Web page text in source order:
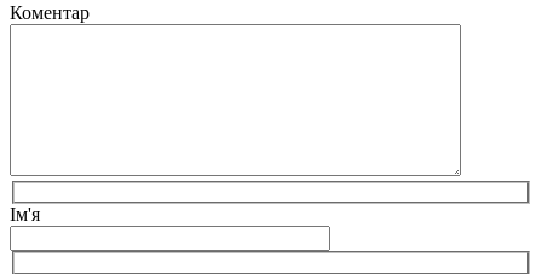
Коментар
Ім'я